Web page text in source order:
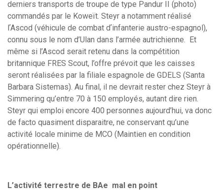
derniers transports de troupe de type Pandur II (photo)
commandés par le Koweït. Steyr a notamment réalisé
lʼAscod (véhicule de combat dʼinfanterie austro-espagnol),
connu sous le nom d’Ulan dans l’armée autrichienne. Et
même si l’Ascod serait retenu dans la compétition
britannique FRES Scout, l’offre prévoit que les caisses
seront réalisées par la filiale espagnole de GDELS (Santa
Barbara Sistemas). Au final, il ne devrait rester chez Steyr à
Simmering qu’entre 70 à 150 employés, autant dire rien.
Steyr qui emploi encore 400 personnes aujourd’hui, va donc
de facto quasiment disparaitre, ne conservant qu’une
activité locale minime de MCO (Maintien en condition
opérationnelle).
L’activité terrestre de BAe mal en point